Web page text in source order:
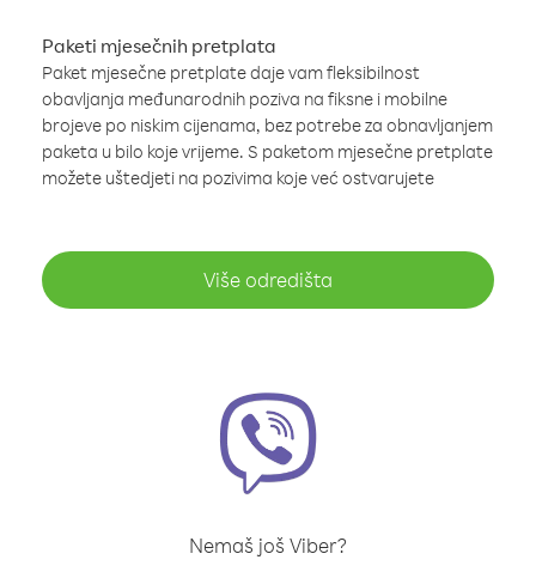
Paketi mjesečnih pretplata
Paket mjesečne pretplate daje vam fleksibilnost
obavljanja međunarodnih poziva na fiksne i mobilne
brojeve po niskim cijenama, bez potrebe za obnavljanjem
paketa u bilo koje vrijeme. S paketom mjesečne pretplate
možete uštedjeti na pozivima koje već ostvarujete
Više odredišta
Nemaš još Viber?